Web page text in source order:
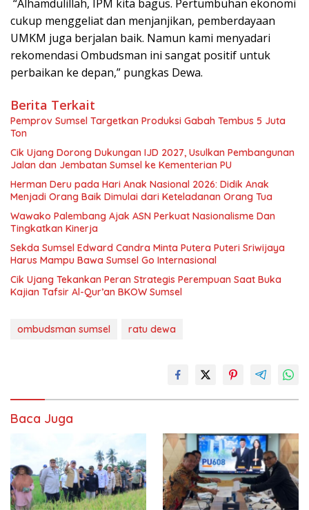
“Alhamdulillah, IPM kita bagus. Pertumbuhan ekonomi
cukup menggeliat dan menjanjikan, pemberdayaan
UMKM juga berjalan baik. Namun kami menyadari
rekomendasi Ombudsman ini sangat positif untuk
perbaikan ke depan,” pungkas Dewa.
Berita Terkait
Pemprov Sumsel Targetkan Produksi Gabah Tembus 5 Juta
Ton
Cik Ujang Dorong Dukungan IJD 2027, Usulkan Pembangunan
Jalan dan Jembatan Sumsel ke Kementerian PU
Herman Deru pada Hari Anak Nasional 2026: Didik Anak
Menjadi Orang Baik Dimulai dari Keteladanan Orang Tua
Wawako Palembang Ajak ASN Perkuat Nasionalisme Dan
Tingkatkan Kinerja
Sekda Sumsel Edward Candra Minta Putera Puteri Sriwijaya
Harus Mampu Bawa Sumsel Go Internasional
Cik Ujang Tekankan Peran Strategis Perempuan Saat Buka
Kajian Tafsir Al-Qur’an BKOW Sumsel
ombudsman sumsel ratu dewa
Baca Juga